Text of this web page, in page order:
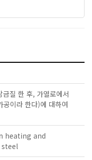
질 한 후, 가열로에서
공이라 한다)에 대하여
heating and